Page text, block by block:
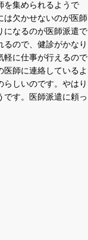
を集められるようで
は欠かせないのが医師
になるのが医師派遣で
ので、健診がかなり
軽に仕事が行えるので
師に連絡しているよ
しいのです。やはり
す。医師派遣に頼っ